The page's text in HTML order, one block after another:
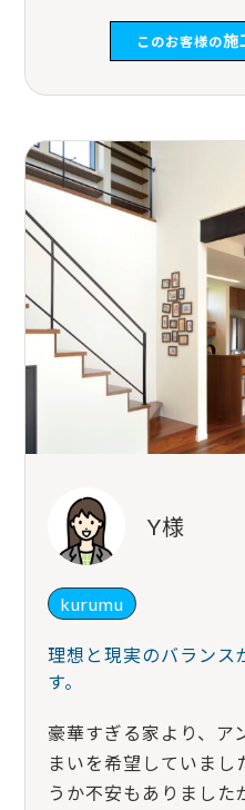
このお客様の施
Y様
kurumu
理想と現実のバランス
す。
豪華すぎる家より、ア
まいを希望していま
うか不安もありました